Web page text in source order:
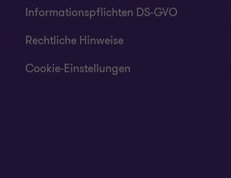
Informationspflichten DS-GVO
Rechtliche Hinweise
Cookie-Einstellungen